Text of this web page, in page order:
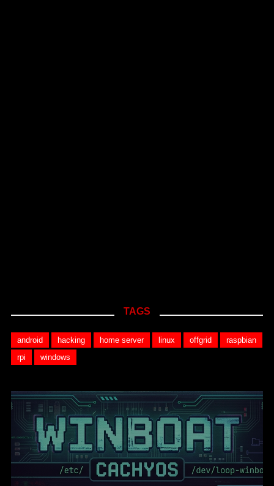
TAGS
android hacking home server linux offgrid
raspbian
rpi
windows